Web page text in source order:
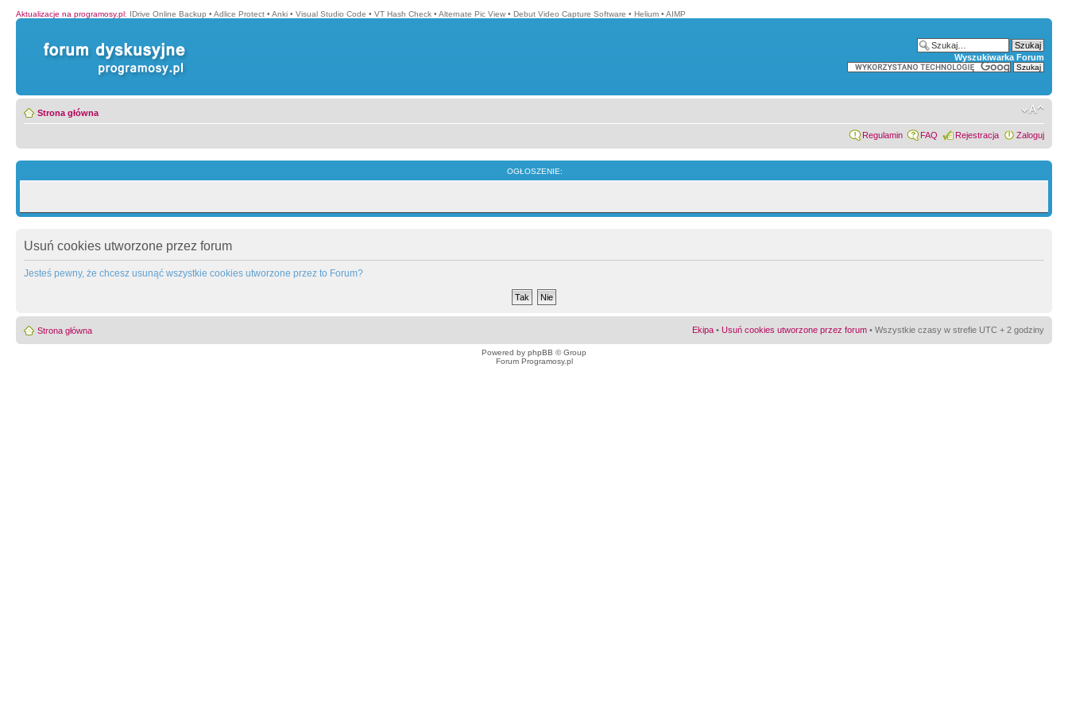
Aktualizacje na programosy.pl: IDrive Online Backup • Adlice Protect • Anki • Visual Studio Code • VT Hash Check • Alternate Pic View • Debut Video Capture Software • Helium • AIMP
Wyszukiwarka Forum
Strona główna
Regulamin FAQ Rejestracja Zaloguj
OGŁOSZENIE:
Usuń cookies utworzone przez forum
Jesteś pewny, że chcesz usunąć wszystkie cookies utworzone przez to Forum?
Strona główna Ekipa • Usuń cookies utworzone przez forum • Wszystkie czasy w strefie UTC + 2 godziny
Powered by phpBB © Group
Forum Programosy.pl